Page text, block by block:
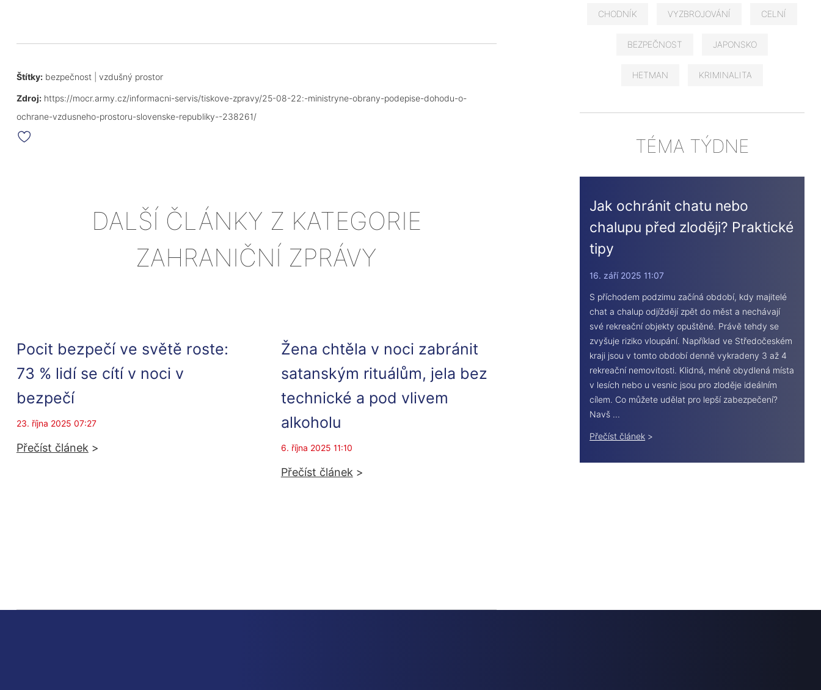
Štítky: bezpečnost vzdušný prostor
Zdroj:https://mocr.army.cz/informacni-servis/tiskove-zpravy/25-08-22:-ministryne-obrany-podepise-dohodu-o-
ochrane-vzdusneho-prostoru-slovenske-republiky--238261/
DALŠÍ ČLÁNKY Z KATEGORIE
ZAHRANIČNÍ ZPRÁVY
Pocit bezpečí ve světě roste:
73 % lidí se cítí v noci v
bezpečí
23. října 2025 07:27
Přečíst článek >
Žena chtěla v noci zabránit
satanským rituálům, jela bez
technické a pod vlivem
alkoholu
6. října 2025 11:10
Přečíst článek >
CHODNÍK VYZBROJOVÁNÍ CELNÍ
BEZPEČNOST JAPONSKO
HETMAN KRIMINALITA
TÉMA TÝDNE
Jak ochránit chatu nebo
chalupu před zloději? Praktické
tipy
16. září 2025 11:07
S příchodem podzimu začíná období, kdy majitelé
chat a chalup odjíždějí zpět do měst a nechávají
své rekreační objekty opuštěné. Právě tehdy se
zvyšuje riziko vloupání. Například ve Středočeském
kraji jsou v tomto období denně vykradeny 3 až 4
rekreační nemovitosti. Klidná, méně obydlená místa
v lesích nebo u vesnic jsou pro zloděje ideálním
cílem. Co můžete udělat pro lepší zabezpečení?
Navš ...
Přečíst článek >